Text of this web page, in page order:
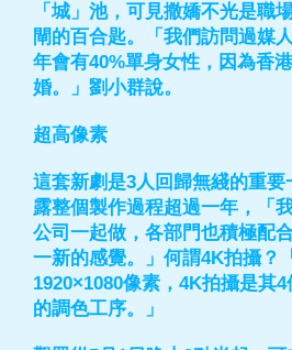
「城」池，可見撒嬌不光是職
閘的百合匙。「我們訪問過媒
年會有40%單身女性，因為香
婚。」劉小群說。
超高像素
這套新劇是3人回歸無綫的重
露整個製作過程超過一年，「
公司一起做，各部門也積極配
一新的感覺。」何謂4K拍攝？
1920×1080像素，4K拍攝是其
的調色工序。」